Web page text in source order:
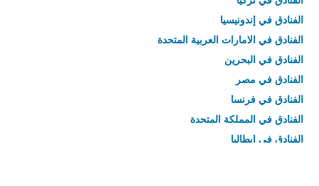
الفنادق في إندونيسيا
الفنادق في الامارات العربية المتحدة
الفنادق في البحرين
الفنادق في مصر
الفنادق في فرنسا
الفنادق في المملكة المتحدة
الفنادق في إيطاليا